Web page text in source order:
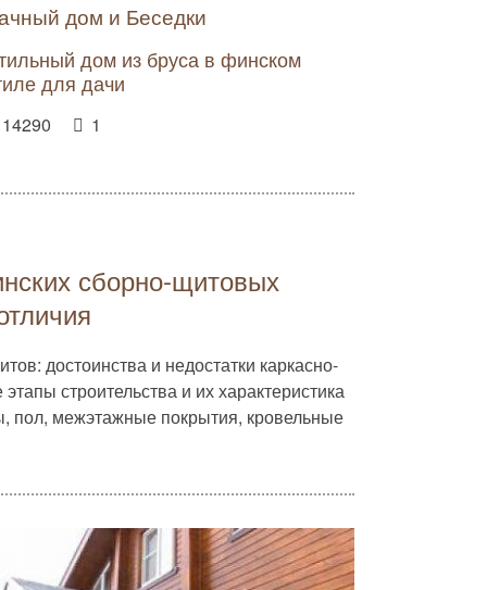
дом и Беседки
дом из бруса в финском
для дачи
14290 1
сборно-щитовых
достоинства и недостатки каркасно-
строительства и их характеристика
пол, межэтажные покрытия, кровельные